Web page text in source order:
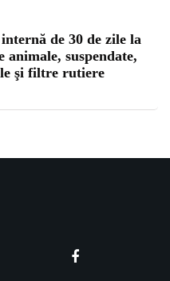
de 30 de zile la
suspendate,
şi filtre rutiere